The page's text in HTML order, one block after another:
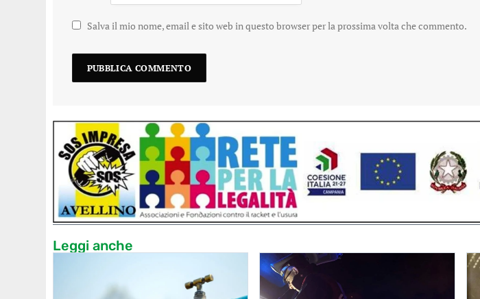
Salva il mio nome, email e sito web in questo browser per la prossima volta che commento.
Leggi anche